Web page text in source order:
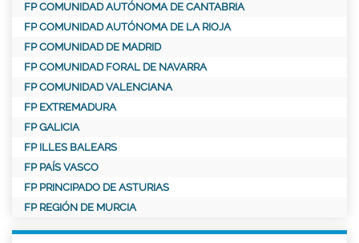
FP COMUNIDAD AUTÓNOMA DE CANTABRIA
FP COMUNIDAD AUTÓNOMA DE LA RIOJA
FP COMUNIDAD DE MADRID
FP COMUNIDAD FORAL DE NAVARRA
FP COMUNIDAD VALENCIANA
FP EXTREMADURA
FP GALICIA
FP ILLES BALEARS
FP PAÍS VASCO
FP PRINCIPADO DE ASTURIAS
FP REGIÓN DE MURCIA